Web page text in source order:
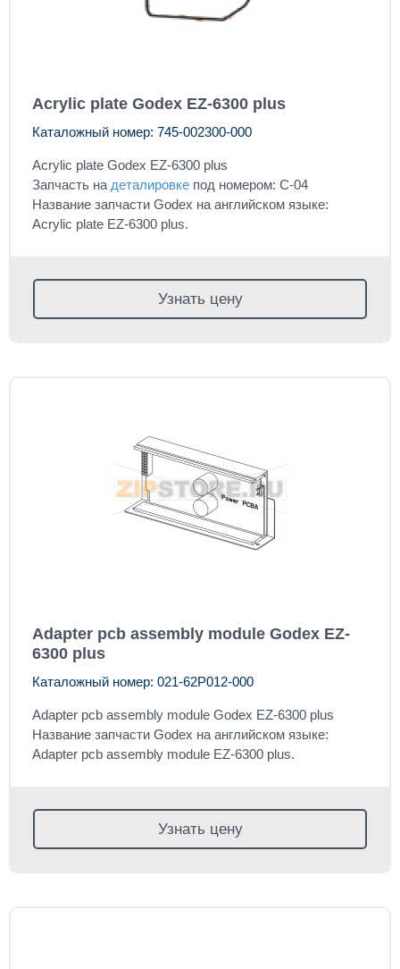
Acrylic plate Godex EZ-6300 plus
Каталожный номер: 745-002300-000
Acrylic plate Godex EZ-6300 plus
Запчасть на деталировке под номером: C-04
Название запчасти Godex на английском языке:
Acrylic plate EZ-6300 plus.
Узнать цену
Adapter pcb assembly module Godex EZ-
6300 plus
Каталожный номер: 021-62P012-000
Adapter pcb assembly module Godex EZ-6300 plus
Название запчасти Godex на английском языке:
Adapter pcb assembly module EZ-6300 plus.
Узнать цену